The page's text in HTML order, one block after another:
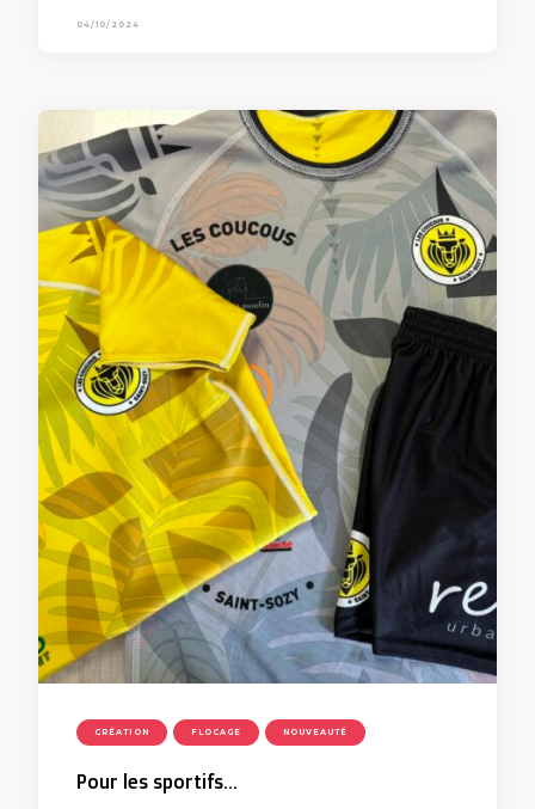
04/10/2024
CRÉATION FLOCAGE NOUVEAUTÉ
Pour les sportifs…